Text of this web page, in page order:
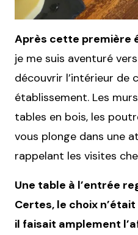
Après cette première
je me suis aventuré
découvrir l’intérieur de
établissement. Les
tables en bois, les
vous plonge dans une
rappelant les visites
Une table à l’entrée
Certes, le choix
il faisait amplement